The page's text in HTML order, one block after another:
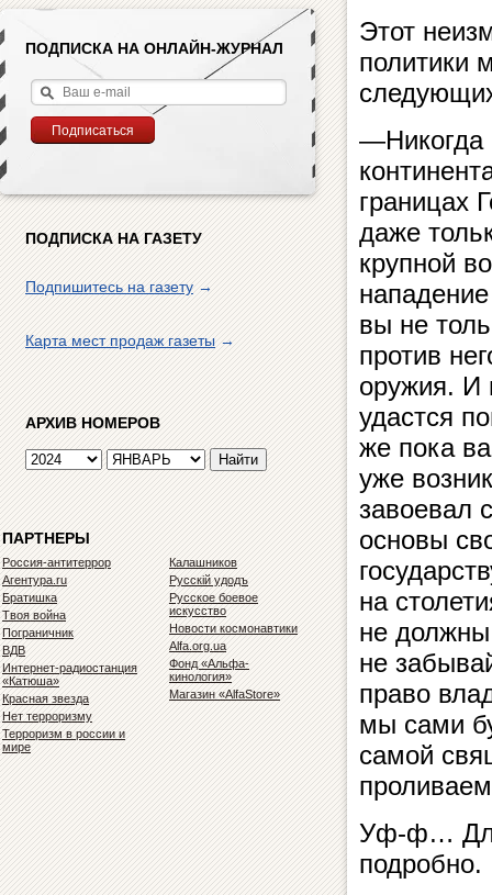
ПОДПИСКА НА ОНЛАЙН-ЖУРНАЛ
ПОДПИСКА НА ГАЗЕТУ
Подпишитесь на газету→
Карта мест продаж газеты→
АРХИВ НОМЕРОВ
ПАРТНЕРЫ
Россия-антитеррор
Агентура.ru
Братишка
Твоя война
Пограничник
ВДВ
Интернет-радиостанция
«Катюша»
Красная звезда
Нет терроризму
Терроризм в россии и
мире
Калашников
Русскiй удодъ
Русское боевое
искусство
Новости космонавтики
Alfa.org.ua
Фонд «Альфа-
кинология»
Магазин «AlfaStore»
Этот
политики
—Никогда
границах
даже
крупной
вы не
против
оружия. И
удастся
же пока
уже
завоевал
основы
на
не должны
не
право
мы сами
самой
Уф-ф…
подробно.